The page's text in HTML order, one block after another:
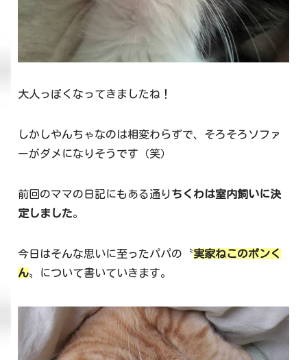
大人っぽくなってきましたね！
しかしやんちゃなのは相変わらずで、そろそろソファ
ーがダメになりそうです（笑）
前回のママの日記にもある通り ちくわは室内飼いに決
定しました。
今日はそんな思いに至ったパパの〝実家ねこのポンく
ん〟について書いていきます。